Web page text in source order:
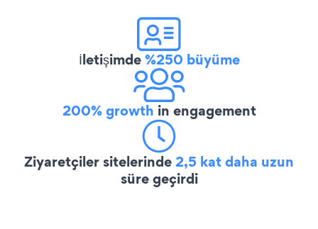
İletişimde%250 büyüme
200% growth in engagement
Ziyaretçiler sitelerinde2,5 kat daha uzun
süre geçirdi